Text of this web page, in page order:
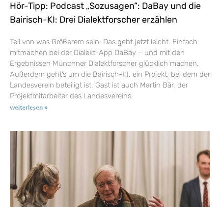
Hör-Tipp: Podcast „Sozusagen“: DaBay und die
Bairisch-KI: Drei Dialektforscher erzählen
Teil von was Größerem sein: Das geht jetzt leicht. Einfach
mitmachen bei der Dialekt-App DaBay – und mit den
Ergebnissen Münchner Dialektforscher glücklich machen.
Außerdem geht’s um die Bairisch-KI, ein Projekt, bei dem der
Landesverein beteiligt ist. Gast ist auch Martin Bär, der
Projektmitarbeiter des Landesvereins.
weiterlesen »